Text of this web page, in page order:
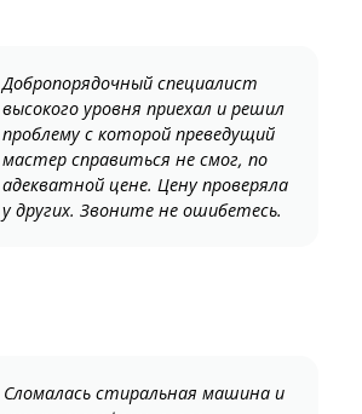
Добропорядочный специалист
высокого уровня приехал и решил
проблему с которой преведущий
мастер справиться не смог, по
адекватной цене. Цену проверяла
у других. Звоните не ошибетесь.
Сломалась стиральная машина и